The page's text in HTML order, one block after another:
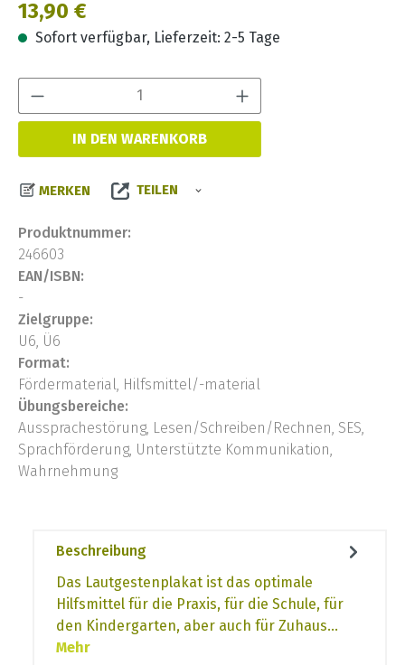
Regulärer Preis:
13,90 €
Sofort verfügbar, Lieferzeit: 2-5 Tage
IN DEN WARENKORB
MERKEN TEILEN
Produktnummer:
246603
EAN/ISBN:
-
Zielgruppe:
U6, Ü6
Format:
Fördermaterial, Hilfsmittel/-material
Übungsbereiche:
Aussprachestörung, Lesen/Schreiben/Rechnen, SES,
Sprachförderung, Unterstützte Kommunikation,
Wahrnehmung
Beschreibung
Das Lautgestenplakat ist das optimale
Hilfsmittel für die Praxis, für die Schule, für
den Kindergarten, aber auch für Zuhaus…
Mehr